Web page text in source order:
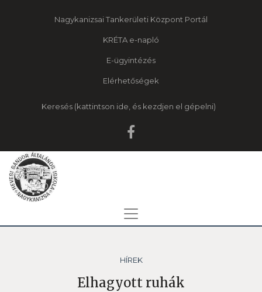
Nagykanizsai Tankerületi Központ Portál
KRÉTA e-napló
E-ügyintézés
Elérhetőségek
Keresés
HÍREK
Elhagyott ruhák